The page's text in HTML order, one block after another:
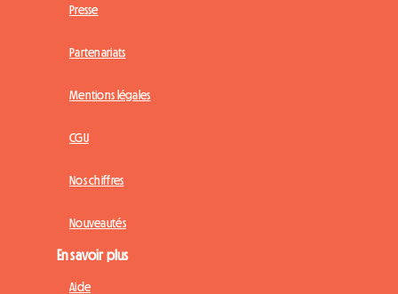
Presse
Partenariats
Mentions légales
CGU
Nos chiffres
Nouveautés
En savoir plus
Aide